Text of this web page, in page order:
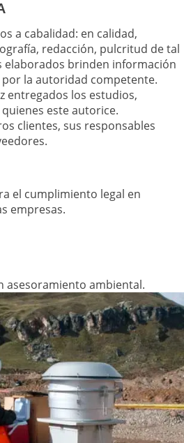
a cabalidad: en calidad,
redacción, pulcritud de tal
elaborados brinden información
la autoridad competente.
entregados los estudios,
este autorice.
clientes, sus responsables
el cumplimiento legal en
empresas.
asesoramiento ambiental.